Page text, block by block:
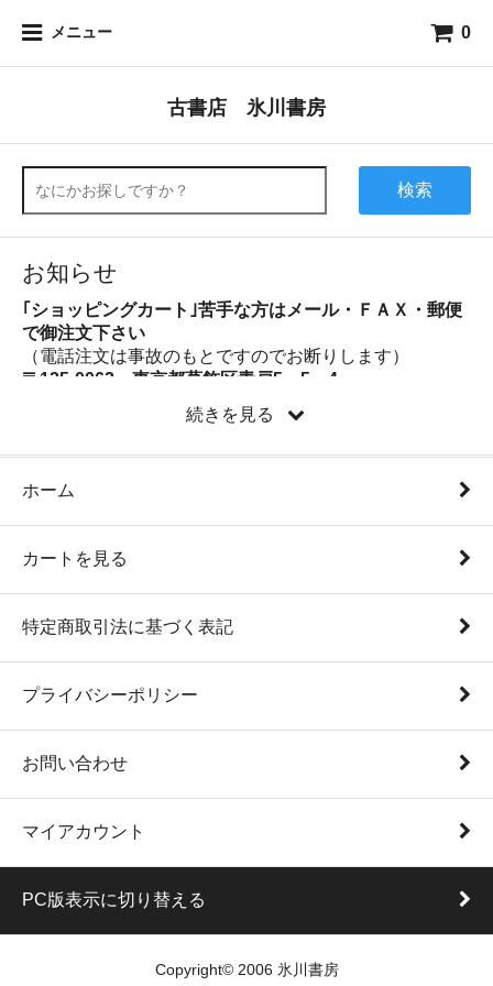
メニュー 0
古書店 氷川書房
検索
お知らせ
｢ショッピングカート｣苦手な方はメール・ＦＡＸ・郵便
で御注文下さい
（電話注文は事故のもとですのでお断りします）
〒125-0062 東京都葛飾区青戸5－5－4
mail@hikawashobo.jp
こちら
から全カテゴリーの新着品を御覧いただけます。
同じ商品を他サイトでも販売しておりますため、在庫管
理が行き届かず品切れ本がそのまま掲載されている場合
どうぞ御容赦下さい。
続きを見る
ホーム
カートを見る
特定商取引法に基づく表記
プライバシーポリシー
お問い合わせ
マイアカウント
PC版表示に切り替える
Copyright© 2006 氷川書房